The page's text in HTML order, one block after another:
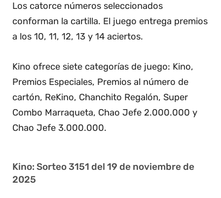
Los catorce números seleccionados
conforman la cartilla. El juego entrega premios
a los 10, 11, 12, 13 y 14 aciertos.
Kino ofrece siete categorías de juego: Kino,
Premios Especiales, Premios al número de
cartón, ReKino, Chanchito Regalón, Super
Combo Marraqueta, Chao Jefe 2.000.000 y
Chao Jefe 3.000.000.
Kino: Sorteo 3151 del 19 de noviembre de
2025